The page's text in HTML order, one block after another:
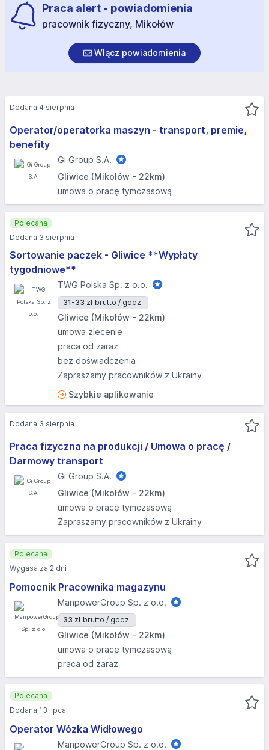
Praca alert - powiadomienia
pracownik fizyczny, Mikołów
Włącz powiadomienia
Operator/operatorka maszyn - transport, premie,
benefity
Gi Group S.A.
Gliwice (Mikołów - 22km)
umowa o pracę tymczasową
Dodana 4 sierpnia
Sortowanie paczek - Gliwice **Wypłaty
tygodniowe**
TWG Polska Sp. z o.o.
31-33 zł brutto / godz.
Gliwice (Mikołów - 22km)
umowa zlecenie
praca od zaraz
bez doświadczenia
Zapraszamy pracowników z Ukrainy
Szybkie aplikowanie
Polecana
Dodana 3 sierpnia
Praca fizyczna na produkcji / Umowa o pracę /
Darmowy transport
Gi Group S.A.
Gliwice (Mikołów - 22km)
umowa o pracę tymczasową
Zapraszamy pracowników z Ukrainy
Dodana 3 sierpnia
Pomocnik Pracownika magazynu
ManpowerGroup Sp. z o.o.
33 zł brutto / godz.
Gliwice (Mikołów - 22km)
umowa o pracę tymczasową
praca od zaraz
Polecana
Wygasa za 2 dni
Operator Wózka Widłowego
ManpowerGroup Sp. z o.o.
Polecana
Dodana 13 lipca